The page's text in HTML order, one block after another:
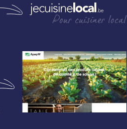
Pour cuisiner local